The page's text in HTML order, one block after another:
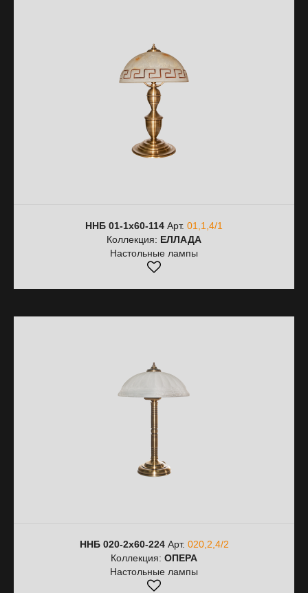
ННБ 01-1х60-114 Арт. 01,1,4/1
Коллекция: ЕЛЛАДА
Настольные лампы
ННБ 020-2х60-224Арт. 020,2,4/2
Коллекция: ОПЕРА
Настольные лампы